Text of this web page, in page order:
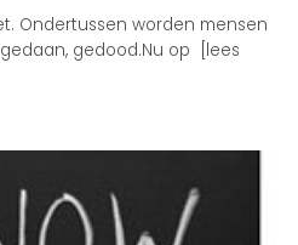
Ondertussen worden mensen
gedood.Nu op [lees